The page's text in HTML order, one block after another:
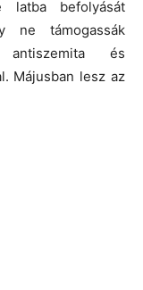
befolyását
ne támogassák
antiszemita és
Májusban lesz az